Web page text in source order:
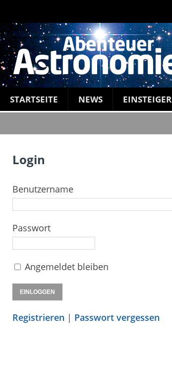
STARTSEITE NEWS EINSTEIGER
Login
Benutzername
Passwort
Angemeldet bleiben
Registrieren | Passwort vergessen